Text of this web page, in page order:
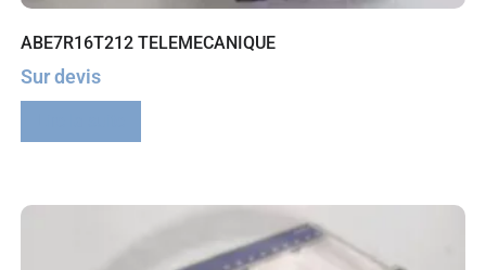
ABE7R16T212 TELEMECANIQUE
Sur devis